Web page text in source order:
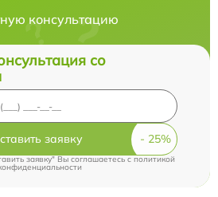
консультацию
со
заявку
заявку" Вы соглашаетесь cполитикой